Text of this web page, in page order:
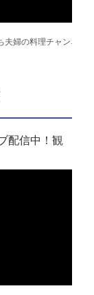
配信中！観